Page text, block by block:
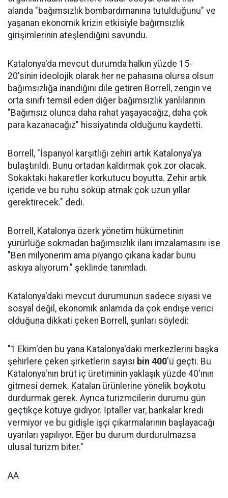
alanda "bağımsızlık bombardımanına tutulduğunu" ve
yaşanan ekonomik krizin etkisiyle bağımsızlık
girişimlerinin ateşlendiğini savundu.
Katalonya'da mevcut durumda halkın yüzde 15-
20'sinin ideolojik olarak her ne pahasına olursa olsun
bağımsızlığa inandığını dile getiren Borrell, zengin ve
orta sınıfı temsil eden diğer bağımsızlık yanlılarının
"Bağımsız olunca daha rahat yaşayacağız, daha çok
para kazanacağız" hissiyatında olduğunu kaydetti.
Borrell, "İspanyol karşıtlığı zehiri artık Katalonya'ya
bulaştırıldı. Bunu ortadan kaldırmak çok zor olacak.
Sokaktaki hakaretler korkutucu boyutta. Zehir artık
içeride ve bu ruhu söküp atmak çok uzun yıllar
gerektirecek." dedi.
Borrell, Katalonya özerk yönetim hükümetinin
yürürlüğe sokmadan bağımsızlık ilanı imzalamasını ise
"Ben milyonerim ama piyango çıkana kadar bunu
askıya alıyorum." şeklinde tanımladı.
Katalonya'daki mevcut durumunun sadece siyasi ve
sosyal değil, ekonomik anlamda da çok endişe verici
olduğuna dikkati çeken Borrell, şunları söyledi:
"1 Ekim'den bu yana Katalonya'daki merkezlerini başka
şehirlere çeken şirketlerin sayısı bin 400'ü geçti. Bu
Katalonya'nın brüt iç üretiminin yaklaşık yüzde 40'ının
gitmesi demek. Katalan ürünlerine yönelik boykotu
durdurmak gerek. Ayrıca turizmcilerin durumu gün
geçtikçe kötüye gidiyor. İptaller var, bankalar kredi
vermiyor ve bu gidişle işçi çıkarmalarının başlayacağı
uyarıları yapılıyor. Eğer bu durum durdurulmazsa
ulusal turizm biter."
AA